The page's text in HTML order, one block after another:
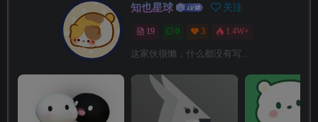
知也星球 关注
19 0 3 1.4W+
这家伙很懒，什么都没有写...